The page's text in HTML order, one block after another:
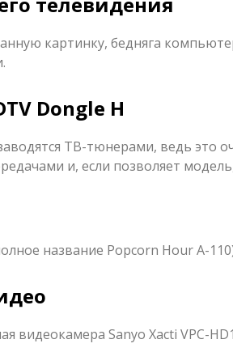
картинку, бедняга
Dongle H
ТВ-тюнерами, ведь это
и, если позволяет
название Popcorn Hour A-
видеокамера Sanyo Xacti VPC-